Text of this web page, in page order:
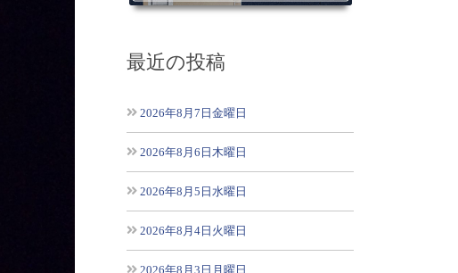
最近の投稿
2026年8月7日金曜日
2026年8月6日木曜日
2026年8月5日水曜日
2026年8月4日火曜日
2026年8月3日月曜日